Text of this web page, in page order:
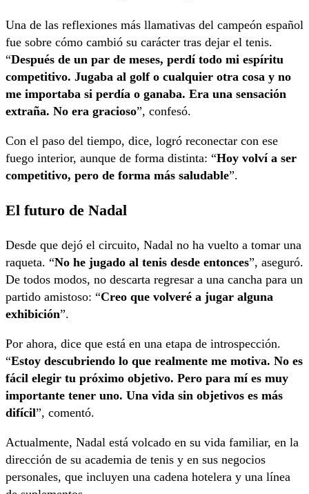
Una de las reflexiones más llamativas del campeón español
fue sobre cómo cambió su carácter tras dejar el tenis.
“Después de un par de meses, perdí todo mi espíritu
competitivo. Jugaba al golf o cualquier otra cosa y no
me importaba si perdía o ganaba. Era una sensación
extraña. No era gracioso”, confesó.
Con el paso del tiempo, dice, logró reconectar con ese
fuego interior, aunque de forma distinta: “Hoy volví a ser
competitivo, pero de forma más saludable”.
El futuro de Nadal
Desde que dejó el circuito, Nadal no ha vuelto a tomar una
raqueta. “No he jugado al tenis desde entonces”, aseguró.
De todos modos, no descarta regresar a una cancha para un
partido amistoso: “Creo que volveré a jugar alguna
exhibición”.
Por ahora, dice que está en una etapa de introspección.
“Estoy descubriendo lo que realmente me motiva. No es
fácil elegir tu próximo objetivo. Pero para mí es muy
importante tener uno. Una vida sin objetivos es más
difícil”, comentó.
Actualmente, Nadal está volcado en su vida familiar, en la
dirección de su academia de tenis y en sus negocios
personales, que incluyen una cadena hotelera y una línea